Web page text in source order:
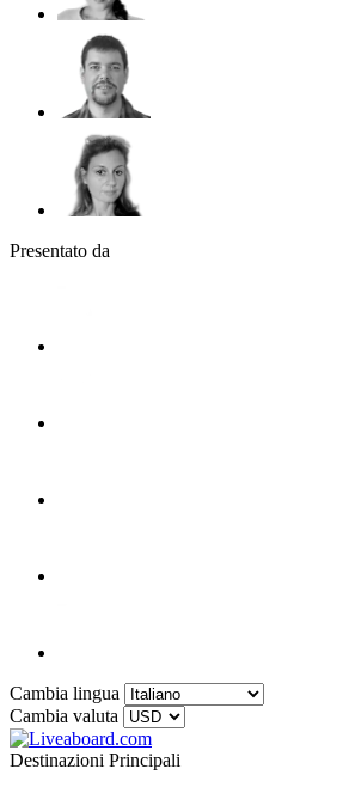
Presentato da
Cambia lingua
Cambia valuta
Destinazioni Principali